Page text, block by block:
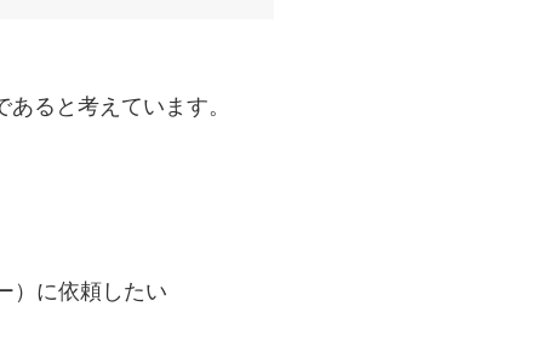
ると考えています。
）に依頼したい